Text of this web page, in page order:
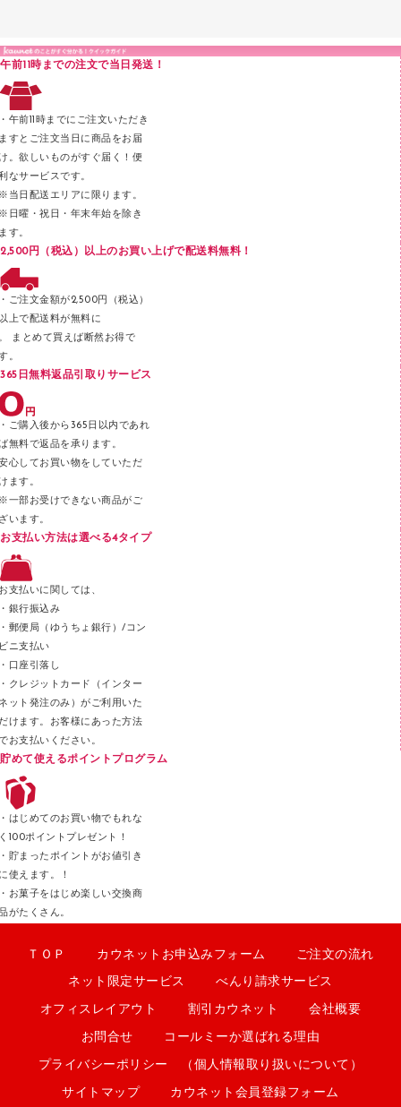
Ｚ式ファイル
２穴リフィル・２穴インデックス
印章用品
ラベル類
メンディングテープ
メッシュケース／ペンケース
フロアケース
ブックエンド／ブックスタンド
パンチ
デスクトレー
テープカッター
その他文具
セロハンテープ
スティックのり
クリップ
カッター
午前11時までの注文で当日発送！
午前11時までにご注文いただき
すとご注文当日に商品をお届
。欲しいものがすぐ届く！便
なサービスです。
当日配送エリアに限ります。
日曜・祝日・年末年始を除き
す。
2,500円（税込）以上のお買い上げで配送料無料！
ご注文金額が2,500円（税込）
上で配送料が無料に
まとめて買えば断然お得で
。
365日無料返品引取りサービス
ご購入後から365日以内であれ
無料で返品を承ります。
心してお買い物をしていただ
ます。
一部お受けできない商品がご
います。
お支払い方法は選べる4タイプ
支払いに関しては、
銀行振込み
郵便局（ゆうちょ銀行）/コン
ニ支払い
口座引落し
クレジットカード（インター
ット発注のみ）がご利用いた
けます。お客様にあった方法
お支払いください。
貯めて使えるポイントプログラム
はじめてのお買い物でもれな
100ポイントプレゼント！
貯まったポイントがお値引き
使えます。！
お菓子をはじめ楽しい交換商
がたくさん。
ＴＯＰ カウネットお申込みフォーム ご注文の流れ
ネット限定サービス べんり請求サービス
オフィスレイアウト 割引カウネット 会社概要
お問合せ コールミーか選ばれる理由
プライバシーポリシー （個人情報取り扱いについて）
サイトマップ カウネット会員登録フォーム